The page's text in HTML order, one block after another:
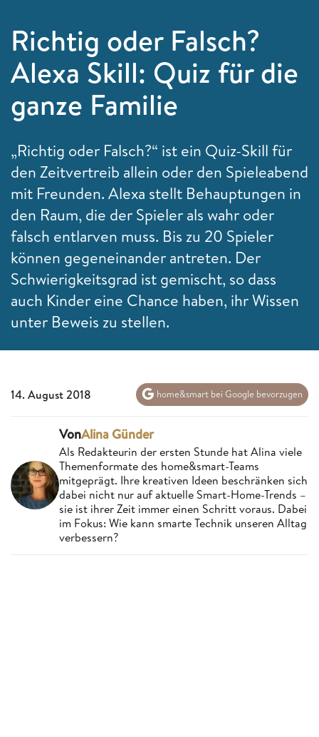
Richtig oder Falsch?
Alexa Skill: Quiz für die
ganze Familie
„Richtig oder Falsch?“ ist ein Quiz-Skill für
den Zeitvertreib allein oder den Spieleabend
mit Freunden. Alexa stellt Behauptungen in
den Raum, die der Spieler als wahr oder
falsch entlarven muss. Bis zu 20 Spieler
können gegeneinander antreten. Der
Schwierigkeitsgrad ist gemischt, so dass
auch Kinder eine Chance haben, ihr Wissen
unter Beweis zu stellen.
14. August 2018 home&smart bei Google bevorzugen
VonAlina Günder
Als Redakteurin der ersten Stunde hat Alina viele
Themenformate des home&smart-Teams
mitgeprägt. Ihre kreativen Ideen beschränken sich
dabei nicht nur auf aktuelle Smart-Home-Trends –
sie ist ihrer Zeit immer einen Schritt voraus. Dabei
im Fokus: Wie kann smarte Technik unseren Alltag
verbessern?